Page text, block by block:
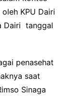
KPU Dairi
Dairi tanggal
penasehat
saat
Sinaga